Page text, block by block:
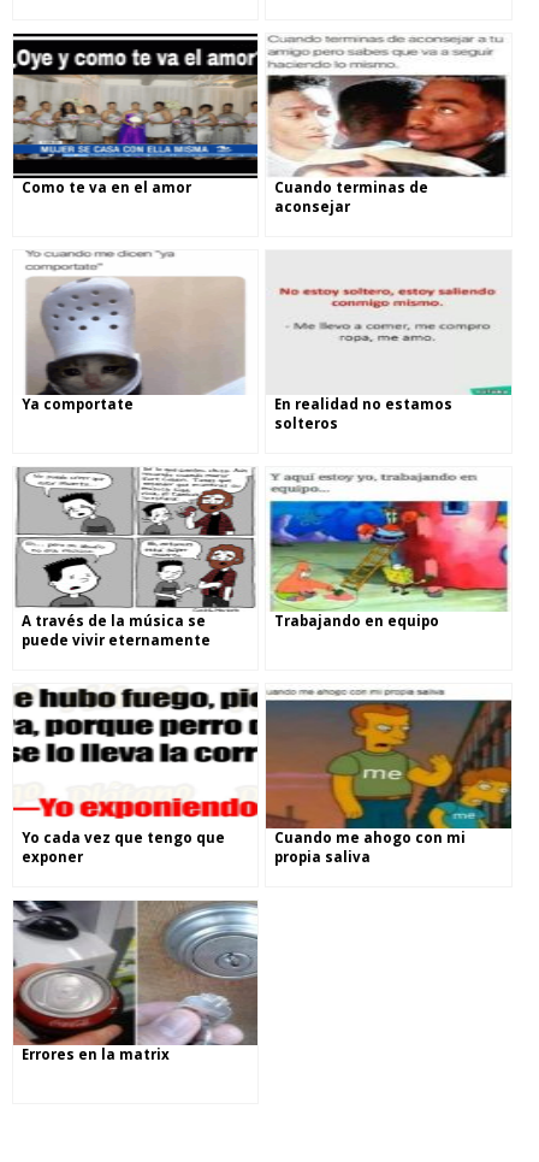
Como te va en el amor
Cuando terminas de
aconsejar
Ya comportate
En realidad no estamos
solteros
A través de la música se
puede vivir eternamente
Trabajando en equipo
Yo cada vez que tengo que
exponer
Cuando me ahogo con mi
propia saliva
Errores en la matrix